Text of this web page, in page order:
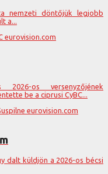
nemzeti döntőjük legjobb
a...
os versenyzőjének
be a ciprusi CyBC...
dalt küldjön a 2026-os bécsi